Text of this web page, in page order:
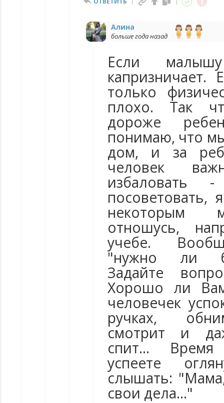
Алина
больше года назад
Если
только
плохо. Так
дороже
понимаю, что
дом, и за
человек
посоветовать,
некоторым
отношусь,
учебе.
"нужно ли
Задайте
Хорошо ли
человечек
ручках,
смотрит и
спит...
успеете
слышать:
свои дела..."